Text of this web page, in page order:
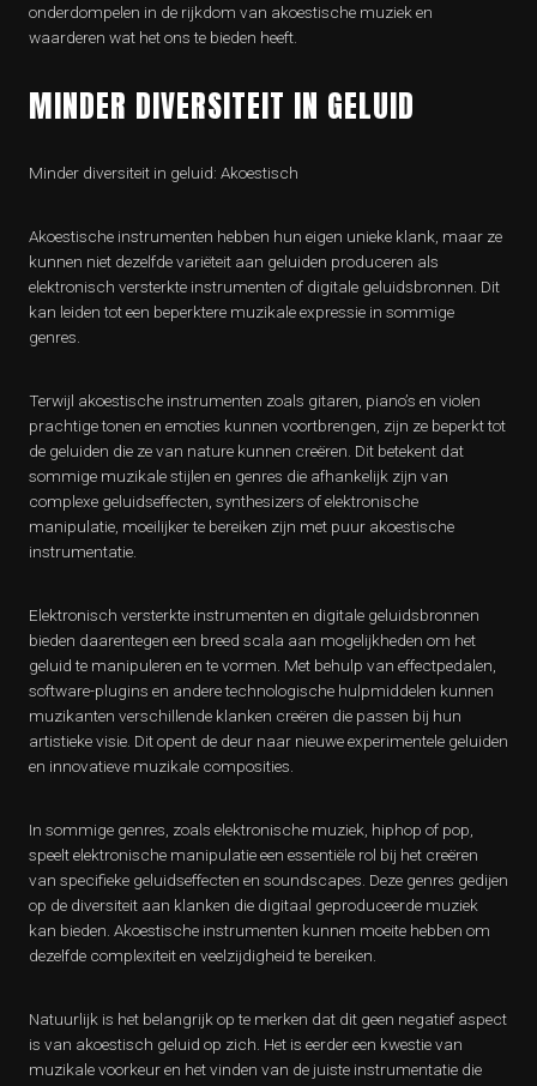
onderdompelen in de rijkdom van akoestische muziek en
waarderen wat het ons te bieden heeft.
MINDER DIVERSITEIT IN GELUID
Minder diversiteit in geluid: Akoestisch
Akoestische instrumenten hebben hun eigen unieke klank, maar ze
kunnen niet dezelfde variëteit aan geluiden produceren als
elektronisch versterkte instrumenten of digitale geluidsbronnen. Dit
kan leiden tot een beperktere muzikale expressie in sommige
genres.
Terwijl akoestische instrumenten zoals gitaren, piano’s en violen
prachtige tonen en emoties kunnen voortbrengen, zijn ze beperkt tot
de geluiden die ze van nature kunnen creëren. Dit betekent dat
sommige muzikale stijlen en genres die afhankelijk zijn van
complexe geluidseffecten, synthesizers of elektronische
manipulatie, moeilijker te bereiken zijn met puur akoestische
instrumentatie.
Elektronisch versterkte instrumenten en digitale geluidsbronnen
bieden daarentegen een breed scala aan mogelijkheden om het
geluid te manipuleren en te vormen. Met behulp van effectpedalen,
software-plugins en andere technologische hulpmiddelen kunnen
muzikanten verschillende klanken creëren die passen bij hun
artistieke visie. Dit opent de deur naar nieuwe experimentele geluiden
en innovatieve muzikale composities.
In sommige genres, zoals elektronische muziek, hiphop of pop,
speelt elektronische manipulatie een essentiële rol bij het creëren
van specifieke geluidseffecten en soundscapes. Deze genres gedijen
op de diversiteit aan klanken die digitaal geproduceerde muziek
kan bieden. Akoestische instrumenten kunnen moeite hebben om
dezelfde complexiteit en veelzijdigheid te bereiken.
Natuurlijk is het belangrijk op te merken dat dit geen negatief aspect
is van akoestisch geluid op zich. Het is eerder een kwestie van
muzikale voorkeur en het vinden van de juiste instrumentatie die